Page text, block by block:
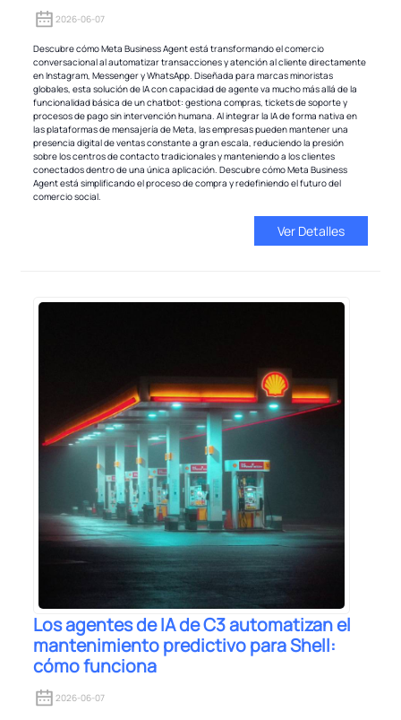
2026-06-07
Descubre cómo Meta Business Agent está transformando el comercio
conversacional al automatizar transacciones y atención al cliente directamente
en Instagram, Messenger y WhatsApp. Diseñada para marcas minoristas
globales, esta solución de IA con capacidad de agente va mucho más allá de la
funcionalidad básica de un chatbot: gestiona compras, tickets de soporte y
procesos de pago sin intervención humana. Al integrar la IA de forma nativa en
las plataformas de mensajería de Meta, las empresas pueden mantener una
presencia digital de ventas constante a gran escala, reduciendo la presión
sobre los centros de contacto tradicionales y manteniendo a los clientes
conectados dentro de una única aplicación. Descubre cómo Meta Business
Agent está simplificando el proceso de compra y redefiniendo el futuro del
comercio social.
Ver Detalles
Los agentes de IA de C3 automatizan el
mantenimiento predictivo para Shell:
cómo funciona
2026-06-07